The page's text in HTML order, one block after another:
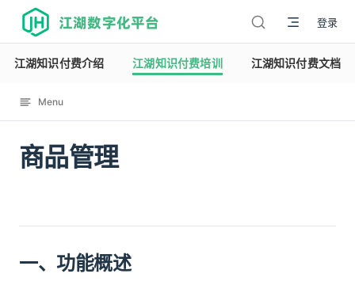
江湖数字化平台 登录
江湖知识付费介绍 江湖知识付费培训 江湖知识付费文档
Menu
商品管理
12119
一、功能概述